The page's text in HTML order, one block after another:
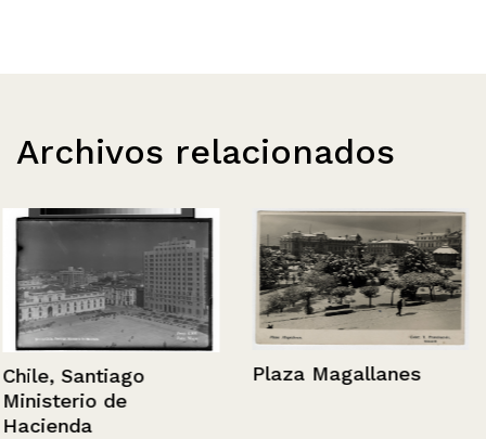
Archivos relacionados
Chile, Santiago
Ministerio de
Hacienda
Plaza Magallanes